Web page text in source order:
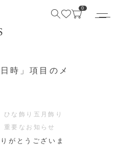
0
時」項目のメ
ひな飾り 五月飾り
重要なお知らせ
がとうございま